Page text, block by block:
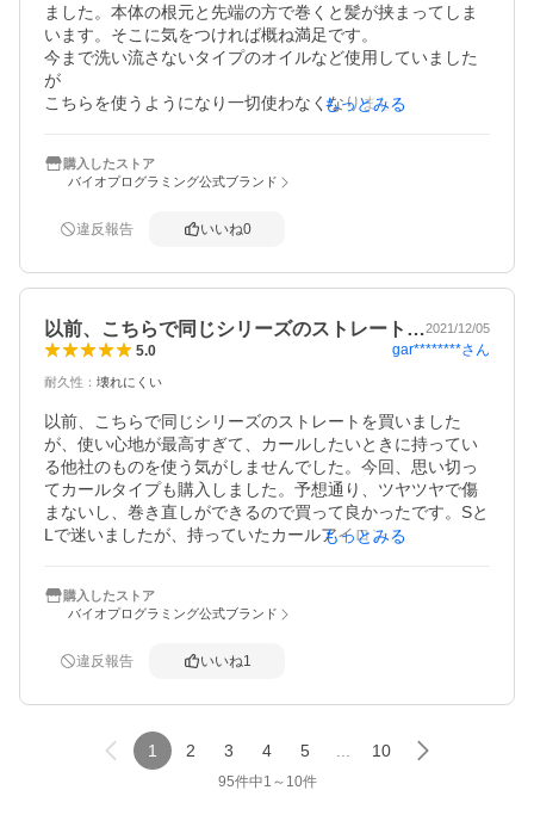
ました。本体の根元と先端の方で巻くと髪が挟まってしま
います。そこに気をつければ概ね満足です。
今まで洗い流さないタイプのオイルなど使用していました
が
こちらを使うようになり一切使わなくなりましたが
で
そちらの効果の方が高いのかもと思っています。
もっとみる
購入したストア
バイオプログラミング公式ブランド
違反報告 いいね0
以前、こちらで同じシリーズのストレート…2021/12/05
5.0 gar********さん
耐久性 ： 壊れにくい
以前、こちらで同じシリーズのストレートを買いました
が、使い心地が最高すぎて、カールしたいときに持ってい
る他社のものを使う気がしませんでした。今回、思い切っ
てカールタイプも購入しました。予想通り、ツヤツヤで傷
まないし、巻き直しができるので買って良かったです。Sと
Lで迷いましたが、持っていたカールアイロンと大きさが近
もっとみる
購入したストア
バイオプログラミング公式ブランド
違反報告 いいね1
1 2 3 4 5 10
95件中1 ～ 10件